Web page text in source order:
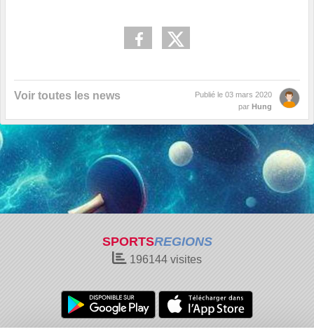
Voir toutes les news Publié le 03 mars 2020
par Hung
SPORTSREGIONS
196144 visites